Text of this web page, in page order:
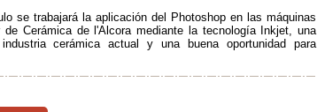
se trabajará la aplicación del Photoshop en las máquinas
Cerámica de l'Alcora mediante la tecnología Inkjet, una
cerámica actual y una buena oportunidad para